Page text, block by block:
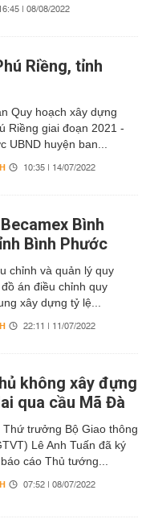
| 08/08/2022
Riềng, tỉnh
Quy hoạch xây dựng
Riềng giai đoạn 2021 -
UBND huyện ban...
10:35 | 14/07/2022
Bình
Bình Phước
chỉnh và quản lý quy
án điều chỉnh quy
xây dựng tỷ lệ...
22:11 | 11/07/2022
không xây đựng
qua cầu Mã Đà
Thứ trưởng Bộ Giao thông
Lê Anh Tuấn đã ký
cáo Thủ tướng...
07:52 | 08/07/2022